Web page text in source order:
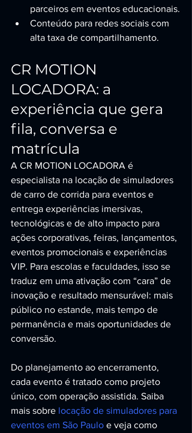
parceiros em eventos educacionais.
Conteúdo para redes sociais com
alta taxa de compartilhamento.
CR MOTION
LOCADORA: a
experiência que gera
fila, conversa e
matrícula
A CR MOTION LOCADORA é
especialista na locação de simuladores
de carro de corrida para eventos e
entrega experiências imersivas,
tecnológicas e de alto impacto para
ações corporativas, feiras, lançamentos,
eventos promocionais e experiências
VIP. Para escolas e faculdades, isso se
traduz em uma ativação com “cara” de
inovação e resultado mensurável: mais
público no estande, mais tempo de
permanência e mais oportunidades de
conversão.
Do planejamento ao encerramento,
cada evento é tratado como projeto
único, com operação assistida. Saiba
mais sobre locação de simuladores para
eventos em São Paulo e veja como